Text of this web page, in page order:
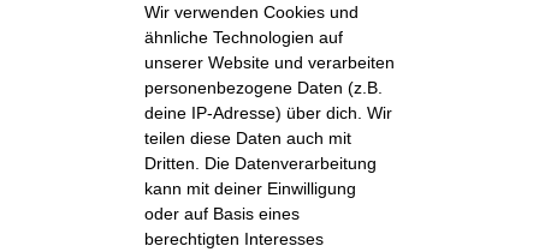
Wir verwenden Cookies und
ähnliche Technologien auf
unserer Website und verarbeiten
personenbezogene Daten (z.B.
deine IP-Adresse) über dich. Wir
teilen diese Daten auch mit
Dritten. Die Datenverarbeitung
kann mit deiner Einwilligung
oder auf Basis eines
berechtigten Interesses